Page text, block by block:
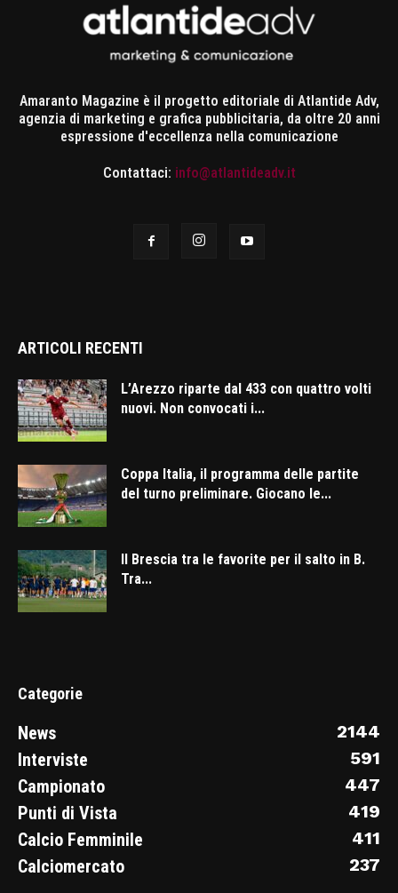
Amaranto Magazine è il progetto editoriale di Atlantide Adv,
agenzia di marketing e grafica pubblicitaria, da oltre 20 anni
espressione d'eccellenza nella comunicazione
Contattaci: info@atlantideadv.it
ARTICOLI RECENTI
L’Arezzo riparte dal 433 con quattro volti
nuovi. Non convocati i...
Coppa Italia, il programma delle partite
del turno preliminare. Giocano le...
Il Brescia tra le favorite per il salto in B.
Tra...
Categorie
News
2144
Interviste
591
Campionato
447
Punti di Vista
419
Calcio Femminile
411
Calciomercato
237